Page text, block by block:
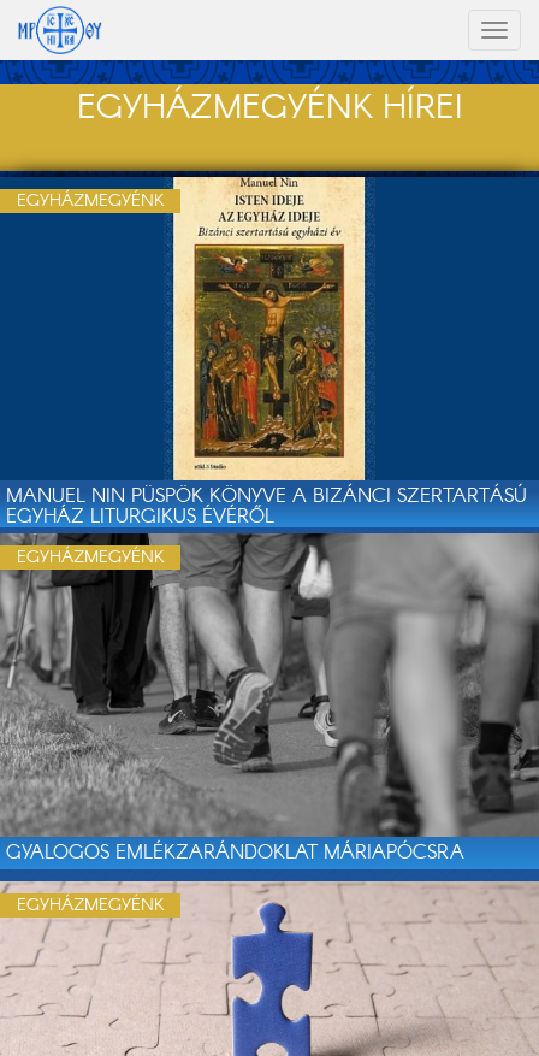
EGYHÁZMEGYÉNK HÍREI
MANUEL NIN PÜSPÖK KÖNYVE A BIZÁNCI SZERTARTÁSÚ
EGYHÁZ LITURGIKUS ÉVÉRŐL
EGYHÁZMEGYÉNK
GYALOGOS EMLÉKZARÁNDOKLAT MÁRIAPÓCSRA
EGYHÁZMEGYÉNK
EGYHÁZMEGYÉNK